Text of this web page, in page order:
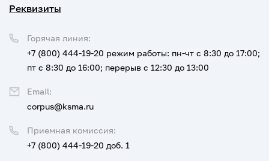
Реквизиты
Приемная комиссия:
+7 (800) 444-19-20 доб. 1
Горячая линия:
+7 (800) 444-19-20 режим работы: пн-чт с 8:30 до 17:00;
пт с 8:30 до 16:00; перерыв с 12:30 до 13:00
Email:
corpus@ksma.ru